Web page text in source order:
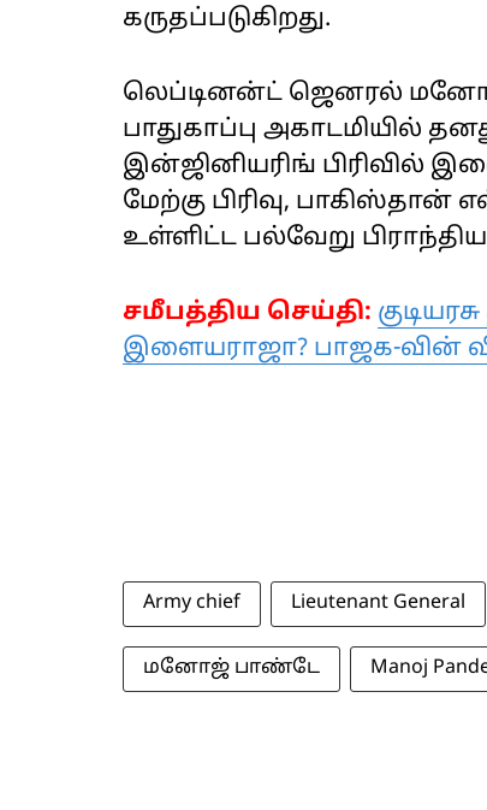
கருதப்படுகிறது.
லெப்டினன்ட் ஜெனரல் மனோஜ்
பாதுகாப்பு அகாடமியில்
இன்ஜினியரிங் பிரிவில்
மேற்கு பிரிவு,
உள்ளிட்ட பல்வேறு
சமீபத்திய செய்தி:
இளையராஜா? பாஜக-வின்
Army chief Lieutenant General
மனோஜ் பாண்டே Manoj